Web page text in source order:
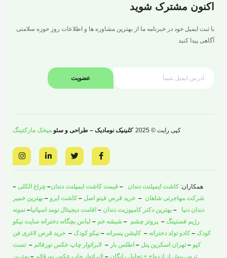
اکنون مشترک شوید
با ثبت ایمیل خود در خبرنامه ما از بهترین مشاوره ها و اطلاعات روز حوزه سلامتی
آگاهی پیدا کنید
عضویت
کپی رایت © 2025 کلینیک نومادیک – طراحی و سئو میخک مارکتینگ
F
a
c
o
o
k
-
w
i
e
r
L
i
n
d
-
n
I
n
s
g
r
a
m
همکاران: کاشت ایمپلنت دندان – قیمت کاشت ایمپلنت دندان– چراغ الکلی –
شرکت مهاجرتی شاهان – خرید قرص فیتو اصل –کاشت ابرو – بهترین خمیر
دندان دنیا – بهترین دکتر کامپوزیت دندان – اقامت دیجیتال نومد اسپانیا– نمونه
رژیم فستینگ – پروتز چشم – شیشه خم – لباس بچگانه دخترانه سایت نیکو
کودک –کادو تولد دخترانه –کاپشن پسرانه – نیکو کودک – خرید قرص لاغری فن
کیو –تهران اسکرین پنل – اطلس بار – لابراتوار چاپ عکس نورقائم –تست
ترس پیش از ازدواج + تحلیل رایگان – لابراتوار چاپ عکس نورقائم – بهترین